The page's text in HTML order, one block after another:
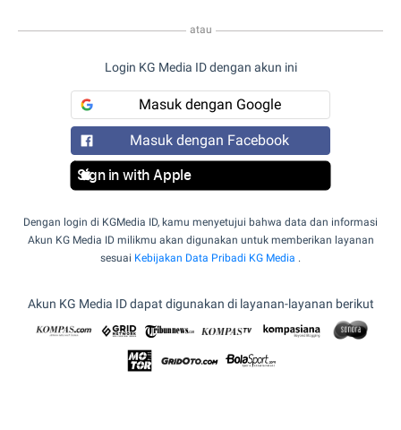
atau
Login KG Media ID dengan akun ini
Masuk dengan Google
Masuk dengan Facebook
Sign in with Apple
Dengan login di KGMedia ID, kamu menyetujui bahwa data dan informasi
Akun KG Media ID milikmu akan digunakan untuk memberikan layanan
sesuai Kebijakan Data Pribadi KG Media .
Akun KG Media ID dapat digunakan di layanan-layanan berikut